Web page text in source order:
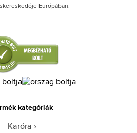
Európában.
kategóriák
Karóra